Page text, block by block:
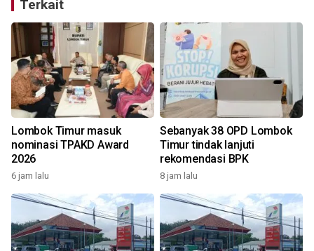
Terkait
Lombok Timur masuk
nominasi TPAKD Award
2026
6 jam lalu
Sebanyak 38 OPD Lombok
Timur tindak lanjuti
rekomendasi BPK
8 jam lalu